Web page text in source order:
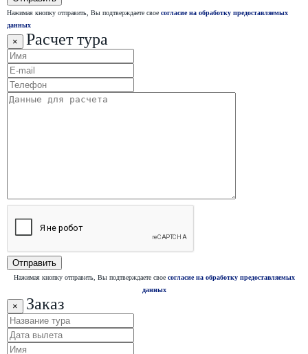
Нажимая кнопку отправить, Вы подтверждаете свое согласие на обработку предоставляемых
данных
× Расчет тура
Нажимая кнопку отправить, Вы подтверждаете свое согласие на обработку предоставляемых
данных
× Заказ